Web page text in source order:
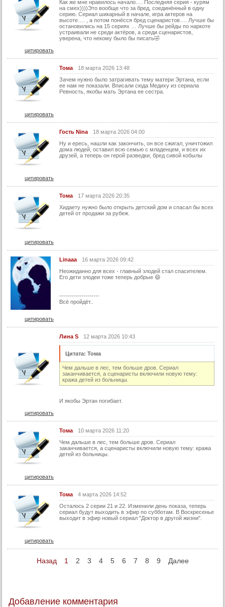
22 серия
22 серия (суб)
Как же мне нравилось начало…. Последняя серия - курям
на смех))))Это вообще что за бред, соединённый в одну
серию. Сериал шикарный в начале, игра актеров на
высоте…. , а потом понёсся бред сценаристов…. Лучше бы
остановились на 15 сериях … Лучше бы рейды по наркоте
устраивали не среди актёров, а среди сценаристов,
уверена, что некому было бы писать🤣
цитировать
Тома
18 марта 2026 13:48
Зачем нужно было затрагивать тему матери Эртана, если
ее нам не показали. Вписали сюда Медиху из сериала
Ревность, якобы мать Эртана ее сестра.
цитировать
Гость Nina
18 марта 2026 04:00
Ну и ересь, нашли как закончить, он все сжигал, уничтожил
дома людей, оставил всю семью с младенцем, и всех их
друзей, а теперь он герой разведки, бред сивой кобылы
цитировать
Тома
17 марта 2026 20:35
Хидаету нужно было открыть детский дом и спасал бы всех
детей от продажи за рубеж.
цитировать
Linaaa
16 марта 2026 09:42
Неожиданно для всех - главный злодей стал спасителем.
Его дети злодеи тоже теперь добрые 😄
--------------------
Всё пройдёт..
цитировать
Лина S 12 марта 2026 10:43
Цитата: Тома
Чем дальше в лес, тем больше дров. Сериал
заканчивается, а сценаристы включили новую тему:
кража детей из больницы.
И якобы Эртан погибает.
цитировать
Тома
10 марта 2026 11:20
Чем дальше в лес, тем больше дров. Сериал
заканчивается, а сценаристы включили новую тему: кража
детей из больницы.
цитировать
Тома
4 марта 2026 14:52
Осталось 2 серии 21 и 22. Изменили день показа, теперь
сериал будут выходить в эфир по субботам. В Воскресенье
выходит в эфир новый сериал "Доктор в другой жизни".
цитировать
Назад 1 2 3 4 5 6 7 8 9 Далее
Добавление комментария